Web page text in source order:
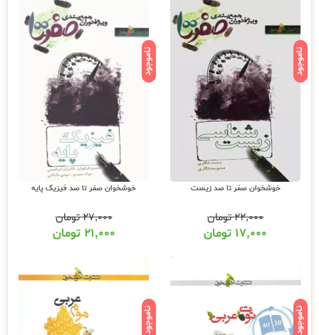
ناموجود
خوشخوان صفر تا صد زیست
۲۲,۰۰۰تومان
۱۷,۰۰۰ تومان
ناموجود
خوشخوان صفر تا صد فیزیک پایه
۲۷,۰۰۰تومان
۲۱,۰۰۰ تومان
ناموجود ناموجود